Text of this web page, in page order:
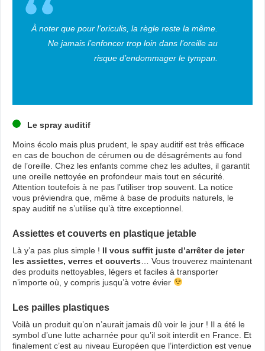
À noter que pour l’oriculis, la règle reste la même.
Ne jamais l’enfoncer trop loin dans l’oreille au
risque d’endommager le tympan.
Le spray auditif
Moins écolo mais plus prudent, le spay auditif est très efficace
en cas de bouchon de cérumen ou de désagréments au fond
de l’oreille. Chez les enfants comme chez les adultes, il garantit
une oreille nettoyée en profondeur mais tout en sécurité.
Attention toutefois à ne pas l’utiliser trop souvent. La notice
vous préviendra que, même à base de produits naturels, le
spay auditif ne s’utilise qu’à titre exceptionnel.
Assiettes et couverts en plastique jetable
Là y’a pas plus simple ! Il vous suffit juste d’arrêter de jeter
les assiettes, verres et couverts … Vous trouverez maintenant
des produits nettoyables, légers et faciles à transporter
n’importe où, y compris jusqu’à votre évier
Les pailles plastiques
Voilà un produit qu’on n’aurait jamais dû voir le jour ! Il a été le
symbol d’une lutte acharnée pour qu’il soit interdit en France. Et
finalement c’est au niveau Européen que l’interdiction est venue